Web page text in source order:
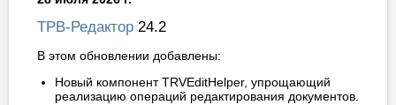
ТРВ-Редактор 24.2
В этом обновлении добавлены:
Новый компонент TRVEditHelper, упрощающий
реализацию операций редактирования документов.